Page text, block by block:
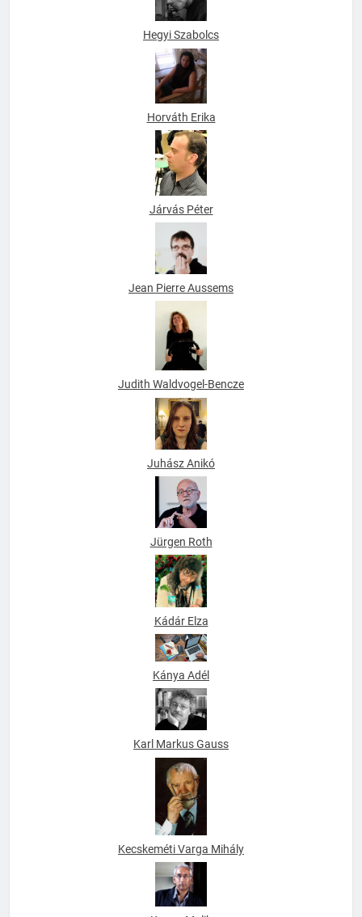
Hegyi Szabolcs
Horváth Erika
Járvás Péter
Jean Pierre Aussems
Judith Waldvogel-Bencze
Juhász Anikó
Jürgen Roth
Kádár Elza
Kánya Adél
Karl Markus Gauss
Kecskeméti Varga Mihály